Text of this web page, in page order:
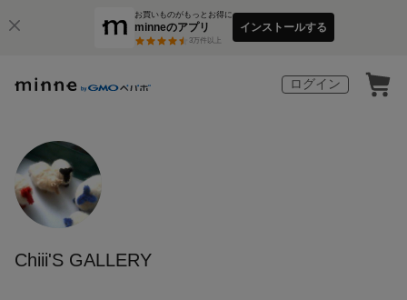
お買いものがもっとお得に
minneのアプリ
3万件以上
インストールする
ログイン
Chiii'S GALLERY